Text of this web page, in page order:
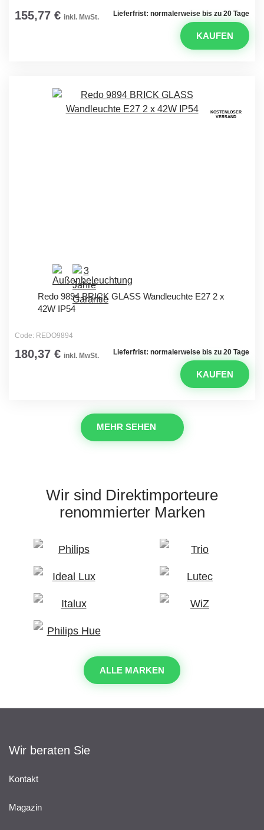
Lieferfrist: normalerweise bis zu 20 Tage
155,77 € inkl. MwSt.
KAUFEN
KOSTENLOSER
VERSAND
Redo 9894 BRICK GLASS Wandleuchte E27 2 x
42W IP54
Code: REDO9894
Lieferfrist: normalerweise bis zu 20 Tage
180,37 € inkl. MwSt.
KAUFEN
MEHR SEHEN
Wir sind Direktimporteure
renommierter Marken
ALLE MARKEN
Wir beraten Sie
Kontakt
Magazin